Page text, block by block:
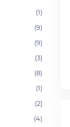
(1)
(9)
(9)
(3)
(8)
(1)
(2)
(4)